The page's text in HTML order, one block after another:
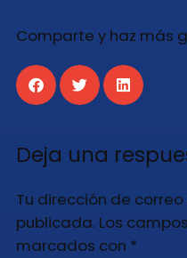
Comparte y haz más
Deja una
Tu dirección de
publicada. Los
marcados con *